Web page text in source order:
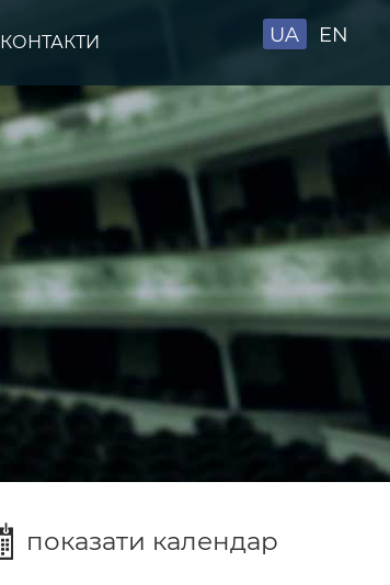
КОНТАКТИ UA EN
показати календар